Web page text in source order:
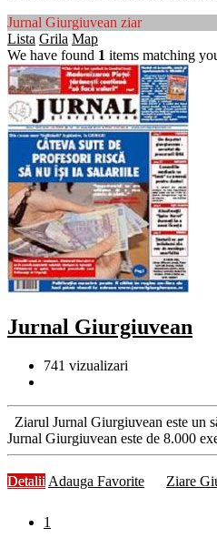
Jurnal Giurgiuvean ziar
Lista Grila Map
We have found 1 items matching
Jurnal Giurgiuvean
741 vizualizari
Ziarul Jurnal Giurgiuvean este un
Jurnal Giurgiuvean este de 8.000
Detalii Adauga Favorite Ziare
1